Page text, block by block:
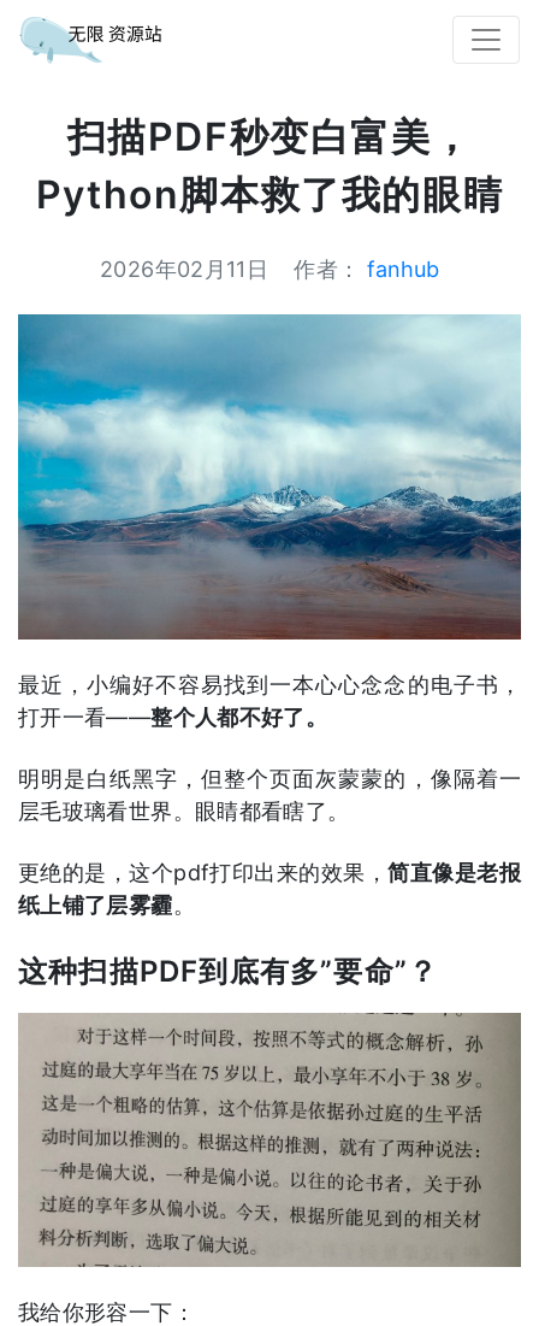
扫描PDF秒变白富美，
Python脚本救了我的眼睛
2026年02月11日 作者： fanhub
最近，小编好不容易找到一本心心念念的电子书，
打开一看——整个人都不好了。
明明是白纸黑字，但整个页面灰蒙蒙的，像隔着一
层毛玻璃看世界。眼睛都看瞎了。
更绝的是，这个pdf打印出来的效果，简直像是老报
纸上铺了层雾霾。
这种扫描PDF到底有多”要命”？
我给你形容一下：